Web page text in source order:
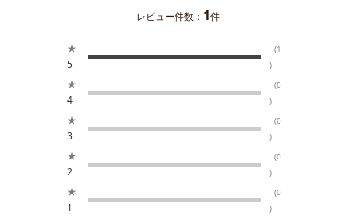
レビュー件数： 1件
★
5
(1
)
★
4
(0
)
★
3
(0
)
★
2
(0
)
★
1
(0
)